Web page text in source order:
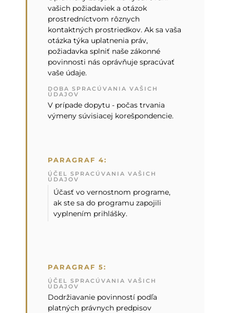
vašich požiadaviek a otázok
prostredníctvom rôznych
kontaktných prostriedkov. Ak sa vaša
otázka týka uplatnenia práv,
požiadavka splniť naše zákonné
povinnosti nás oprávňuje spracúvať
vaše údaje.
DOBA SPRACÚVANIA VAŠICH
ÚDAJOV
V prípade dopytu - počas trvania
výmeny súvisiacej korešpondencie.
PARAGRAF 4:
ÚČEL SPRACÚVANIA VAŠICH
ÚDAJOV
Účasť vo vernostnom programe,
ak ste sa do programu zapojili
vyplnením prihlášky.
PARAGRAF 5:
ÚČEL SPRACÚVANIA VAŠICH
ÚDAJOV
Dodržiavanie povinností podľa
platných právnych predpisov